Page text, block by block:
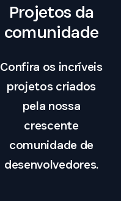
Projetos da
comunidade
Confira os incríveis
projetos criados
pela nossa
crescente
comunidade de
desenvolvedores.